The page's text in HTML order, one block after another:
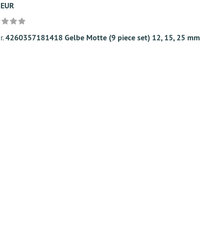
4260357181418 Gelbe Motte (9 piece set) 12, 15, 25 mm